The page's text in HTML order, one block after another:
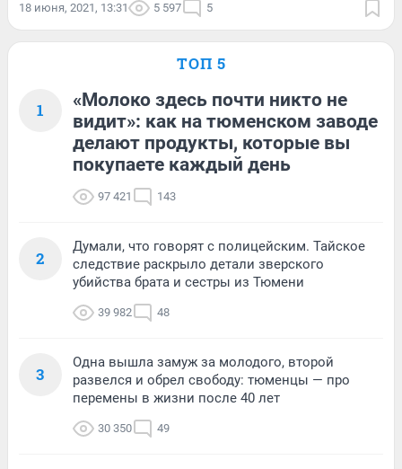
18 июня, 2021, 13:31 5 597 5
ТОП 5
1
«Молоко здесь почти никто не
видит»: как на тюменском заводе
делают продукты, которые вы
покупаете каждый день
97 421 143
2
Думали, что говорят с полицейским. Тайское
следствие раскрыло детали зверского
убийства брата и сестры из Тюмени
39 982 48
3
Одна вышла замуж за молодого, второй
развелся и обрел свободу: тюменцы — про
перемены в жизни после 40 лет
30 350 49